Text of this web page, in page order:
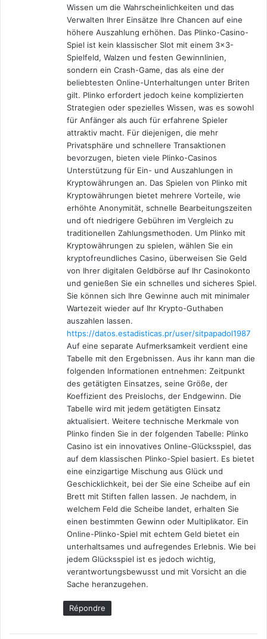
Wissen um die Wahrscheinlichkeiten und das
Verwalten Ihrer Einsätze Ihre Chancen auf eine
höhere Auszahlung erhöhen. Das Plinko-Casino-
Spiel ist kein klassischer Slot mit einem 3×3-
Spielfeld, Walzen und festen Gewinnlinien,
sondern ein Crash-Game, das als eine der
beliebtesten Online-Unterhaltungen unter Briten
gilt. Plinko erfordert jedoch keine komplizierten
Strategien oder spezielles Wissen, was es sowohl
für Anfänger als auch für erfahrene Spieler
attraktiv macht. Für diejenigen, die mehr
Privatsphäre und schnellere Transaktionen
bevorzugen, bieten viele Plinko-Casinos
Unterstützung für Ein- und Auszahlungen in
Kryptowährungen an. Das Spielen von Plinko mit
Kryptowährungen bietet mehrere Vorteile, wie
erhöhte Anonymität, schnelle Bearbeitungszeiten
und oft niedrigere Gebühren im Vergleich zu
traditionellen Zahlungsmethoden. Um Plinko mit
Kryptowährungen zu spielen, wählen Sie ein
kryptofreundliches Casino, überweisen Sie Geld
von Ihrer digitalen Geldbörse auf Ihr Casinokonto
und genießen Sie ein schnelles und sicheres Spiel.
Sie können sich Ihre Gewinne auch mit minimaler
Wartezeit wieder auf Ihr Krypto-Guthaben
auszahlen lassen.
https://datos.estadisticas.pr/user/sitpapadol1987
Auf eine separate Aufmerksamkeit verdient eine
Tabelle mit den Ergebnissen. Aus ihr kann man die
folgenden Informationen entnehmen: Zeitpunkt
des getätigten Einsatzes, seine Größe, der
Koeffizient des Preislochs, der Endgewinn. Die
Tabelle wird mit jedem getätigten Einsatz
aktualisiert. Weitere technische Merkmale von
Plinko finden Sie in der folgenden Tabelle: Plinko
Casino ist ein innovatives Online-Glücksspiel, das
auf dem klassischen Plinko-Spiel basiert. Es bietet
eine einzigartige Mischung aus Glück und
Geschicklichkeit, bei der Sie eine Scheibe auf ein
Brett mit Stiften fallen lassen. Je nachdem, in
welchem Feld die Scheibe landet, erhalten Sie
einen bestimmten Gewinn oder Multiplikator. Ein
Online-Plinko-Spiel mit echtem Geld bietet ein
unterhaltsames und aufregendes Erlebnis. Wie bei
jedem Glücksspiel ist es jedoch wichtig,
verantwortungsbewusst und mit Vorsicht an die
Sache heranzugehen.
Répondre